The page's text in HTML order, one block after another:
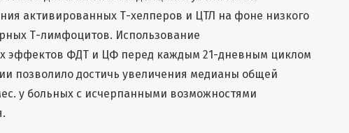
активированных Т-хелперов и ЦТЛ на фоне низкого
Т-лимфоцитов. Использование
эффектов ФДТ и ЦФ перед каждым 21-дневным циклом
позволило достичь увеличения медианы общей
у больных с исчерпанными возможностями